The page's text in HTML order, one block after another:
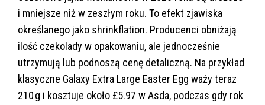
i mniejsze niż w zeszłym roku. To efekt zjawiska
określanego jako shrinkflation. Producenci obniżają
ilość czekolady w opakowaniu, ale jednocześnie
utrzymują lub podnoszą cenę detaliczną. Na przykład
klasyczne Galaxy Extra Large Easter Egg waży teraz
210 g i kosztuje około £5.97 w Asda, podczas gdy rok